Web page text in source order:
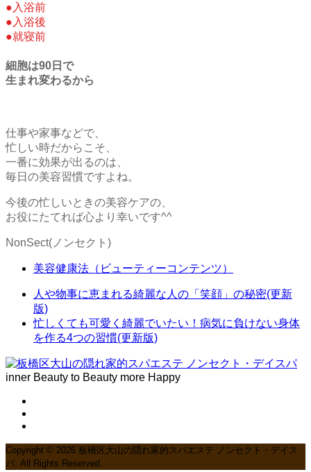
●入浴前
●入浴後
●就寝前
細胞は90日で
生まれ変わるから
仕事や家事などで、
忙しい時だからこそ、
一番に効果が出るのは、
毎日の美容習慣ですよね。
今後の忙しいときの美容ケアの、
お役にたてれば心より幸いです^^
NonSect(ノンセクト)
美容健康法（ビューティーコンテンツ）
人や物事に恵まれる綺麗な人の「笑顔」の秘密(更新
版)
忙しくても可愛く綺麗でいたい！病気に負けない身体
を作る4つの習慣(更新版)
inner Beauty to Beauty more Happy
Copyright © 2026 板橋区大山の隠れ家的スパエステ ノンセクト・デイス
パ. All Rights Reserved.